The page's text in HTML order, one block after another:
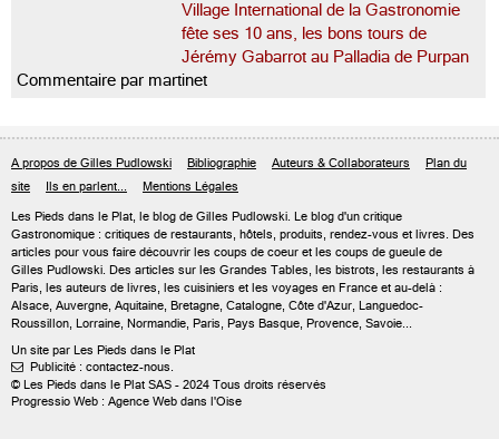
Village International de la Gastronomie
fête ses 10 ans, les bons tours de
Jérémy Gabarrot au Palladia de Purpan
Commentaire par martinet
A propos de Gilles Pudlowski Bibliographie Auteurs & Collaborateurs
Plan du
site
Ils en parlent... Mentions Légales
Les Pieds dans le Plat, le blog de Gilles Pudlowski. Le blog d'un critique
Gastronomique : critiques de restaurants, hôtels, produits, rendez-vous et livres. Des
articles pour vous faire découvrir les coups de coeur et les coups de gueule de
Gilles Pudlowski. Des articles sur les Grandes Tables, les bistrots, les restaurants à
Paris, les auteurs de livres, les cuisiniers et les voyages en France et au-delà :
Alsace, Auvergne, Aquitaine, Bretagne, Catalogne, Côte d'Azur, Languedoc-
Roussillon, Lorraine, Normandie, Paris, Pays Basque, Provence, Savoie...
Un site par Les Pieds dans le Plat
 Publicité : contactez-nous.
© Les Pieds dans le Plat SAS - 2024 Tous droits réservés
Progressio Web : Agence Web dans l'Oise